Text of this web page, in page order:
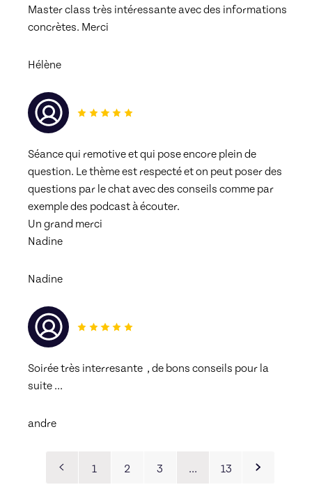
Master class très intéressante avec des informations
concrètes. Merci
Hélène
Séance qui remotive et qui pose encore plein de
question. Le thème est respecté et on peut poser des
questions par le chat avec des conseils comme par
exemple des podcast à écouter.
Un grand merci
Nadine
Nadine
Soirée très interresante  , de bons conseils pour la
suite ...
andre
1 2 3 … 13